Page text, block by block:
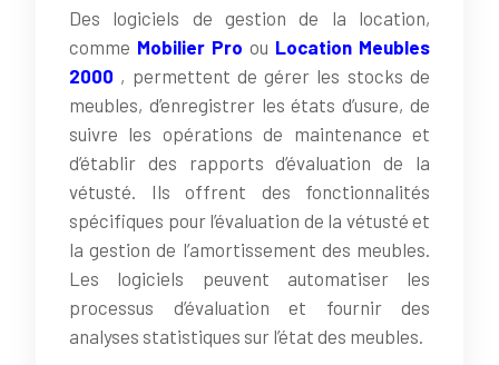
Des logiciels de gestion de la location,
comme Mobilier Pro ou Location Meubles
2000 , permettent de gérer les stocks de
meubles, d’enregistrer les états d’usure, de
suivre les opérations de maintenance et
d’établir des rapports d’évaluation de la
vétusté. Ils offrent des fonctionnalités
spécifiques pour l’évaluation de la vétusté et
la gestion de l’amortissement des meubles.
Les logiciels peuvent automatiser les
processus d’évaluation et fournir des
analyses statistiques sur l’état des meubles.